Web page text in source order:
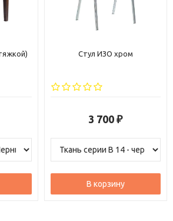
Стул ИЗО хром
3 700 ₽
В корзину